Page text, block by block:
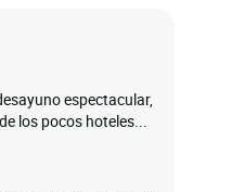
espectacular,
los pocos hoteles...